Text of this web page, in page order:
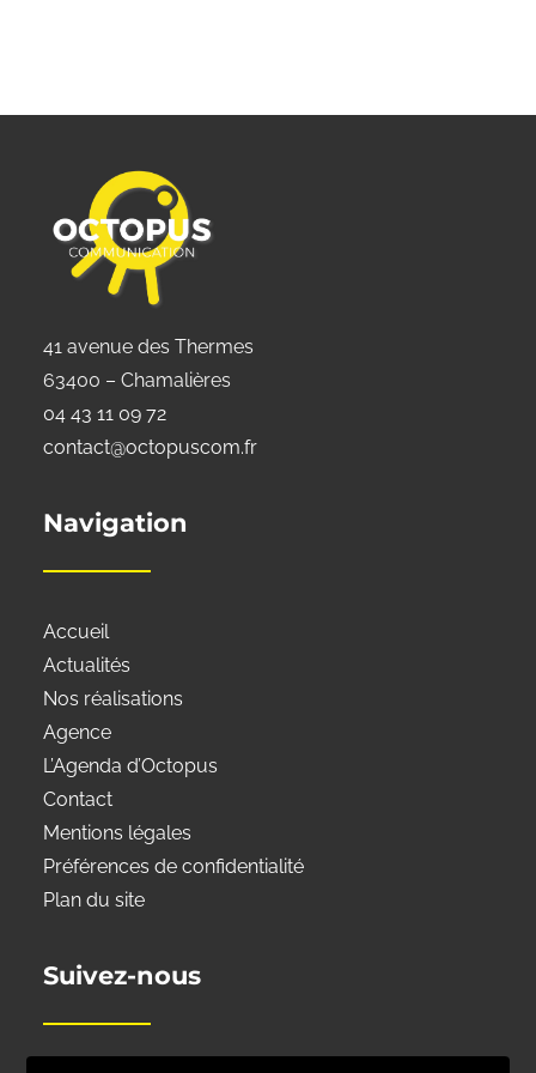
41 avenue des Thermes
63400 – Chamalières
04 43 11 09 72
contact@octopuscom.fr
Navigation
Accueil
Actualités
Nos réalisations
Agence
L’Agenda d’Octopus
Contact
Mentions légales
Préférences de confidentialité
Plan du site
Suivez-nous